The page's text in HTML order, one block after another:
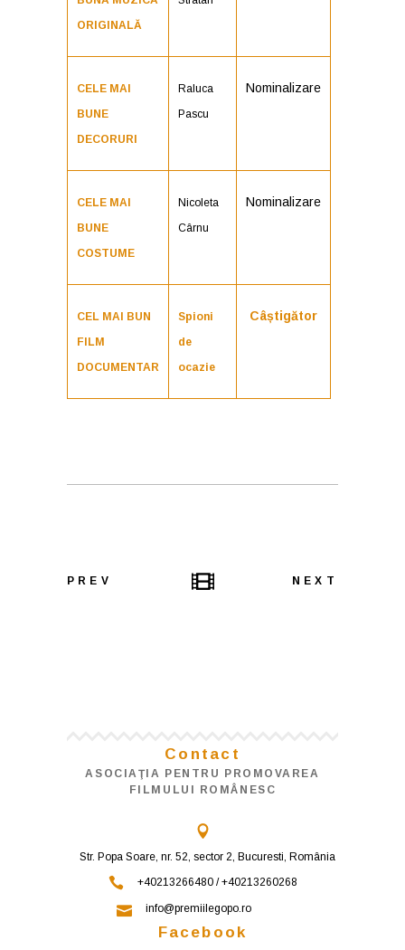
ORIGINALĂ
CELE MAI
BUNE
DECORURI
Raluca
Pascu
Nominalizare
CELE MAI
BUNE
COSTUME
Nicoleta
Cârnu
Nominalizare
CEL MAI BUN
FILM
DOCUMENTAR
Spioni
de
ocazie
Câștigător
PREV NEXT
Contact
ASOCIAŢIA PENTRU PROMOVAREA
FILMULUI ROMÂNESC
Str. Popa Soare, nr. 52, sector 2, Bucuresti, România
+40213266480 / +40213260268
info@premiilegopo.ro
Facebook